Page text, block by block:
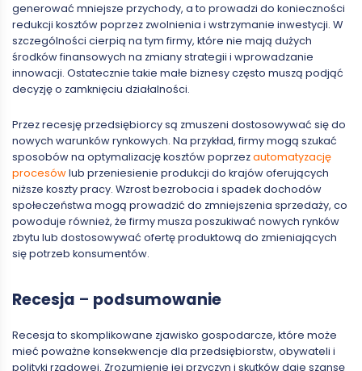
generować mniejsze przychody, a to prowadzi do konieczności
redukcji kosztów poprzez zwolnienia i wstrzymanie inwestycji. W
szczególności cierpią na tym firmy, które nie mają dużych
środków finansowych na zmiany strategii i wprowadzanie
innowacji. Ostatecznie takie małe biznesy często muszą podjąć
decyzję o zamknięciu działalności.
Przez recesję przedsiębiorcy są zmuszeni dostosowywać się do
nowych warunków rynkowych. Na przykład, firmy mogą szukać
sposobów na optymalizację kosztów poprzezautomatyzację
procesówlub przeniesienie produkcji do krajów oferujących
niższe koszty pracy. Wzrost bezrobocia i spadek dochodów
społeczeństwa mogą prowadzić do zmniejszenia sprzedaży, co
powoduje również, że firmy musza poszukiwać nowych rynków
zbytu lub dostosowywać ofertę produktową do zmieniających
się potrzeb konsumentów.
Recesja – podsumowanie
Recesja to skomplikowane zjawisko gospodarcze, które może
mieć poważne konsekwencje dla przedsiębiorstw, obywateli i
polityki rządowej. Zrozumienie jej przyczyn i skutków daje szansę